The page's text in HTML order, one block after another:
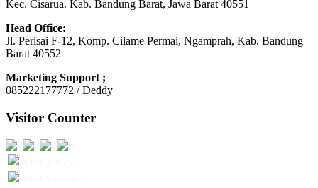
Kec. Cisarua. Kab. Bandung Barat, Jawa Barat 40551
Head Office:
Jl. Perisai F-12, Komp. Cilame Permai, Ngamprah, Kab. Bandung
Barat 40552
Marketing Support ;
085222177772 / Deddy
Visitor Counter